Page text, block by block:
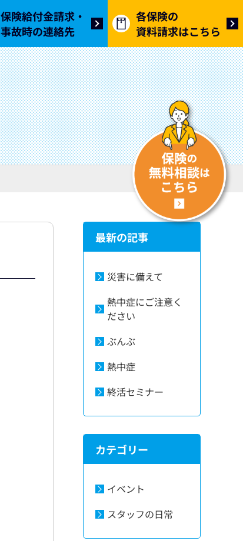
保険給付金請求・
事故時の連絡先
各保険の
資料請求はこちら
最新の記事
災害に備えて
熱中症にご注意く
ださい
ぶんぶ
熱中症
終活セミナー
カテゴリー
イベント
スタッフの日常